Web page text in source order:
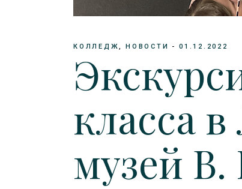
КОЛЛЕДЖ НОВОСТИ 01.12.2022
класса
музей